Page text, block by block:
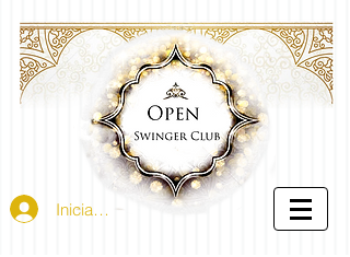
Iniciar sesión